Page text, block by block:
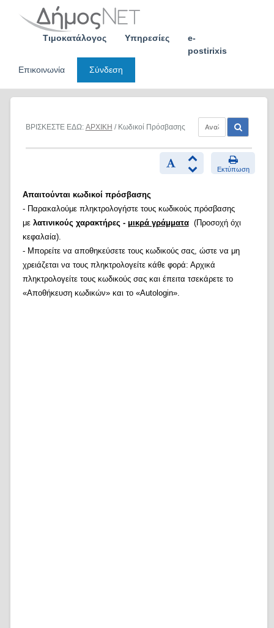
Τιμοκατάλογος Υπηρεσίες
e-
postirixis
Επικοινωνία
Σύνδεση
ΒΡΙΣΚΕΣΤΕ ΕΔΩ: ΑΡΧΙΚΗ / Κωδικοί Πρόσβασης
Εκτύπωση
Απαιτούνται κωδικοί πρόσβασης
- Παρακαλούμε πληκτρολογήστε τους κωδικούς πρόσβασης
με λατινικούς χαρακτήρες - μικρά γράμματα(Προσοχή όχι
κεφαλαία).
- Μπορείτε να αποθηκεύσετε τους κωδικούς σας, ώστε να μη
χρειάζεται να τους πληκτρολογείτε κάθε φορά: Αρχικά
πληκτρολογείτε τους κωδικούς σας και έπειτα τσεκάρετε το
«Αποθήκευση κωδικών» και το «Autologin».